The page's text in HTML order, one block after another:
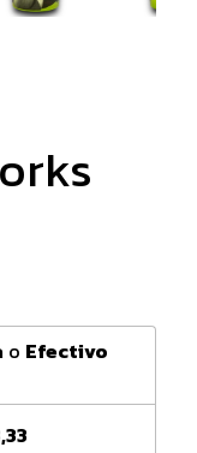
o Efectivo